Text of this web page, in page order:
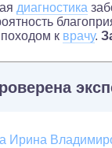
диагностика
походом к врачу.
Ирина